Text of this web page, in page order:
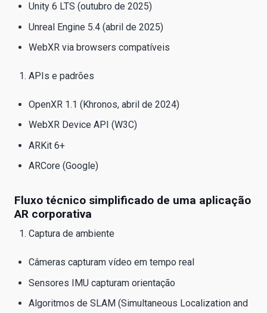
Unity 6 LTS (outubro de 2025)
Unreal Engine 5.4 (abril de 2025)
WebXR via browsers compatíveis
APIs e padrões
OpenXR 1.1 (Khronos, abril de 2024)
WebXR Device API (W3C)
ARKit 6+
ARCore (Google)
Fluxo técnico simplificado de uma aplicação
AR corporativa
Captura de ambiente
Câmeras capturam vídeo em tempo real
Sensores IMU capturam orientação
Algoritmos de SLAM (Simultaneous Localization and